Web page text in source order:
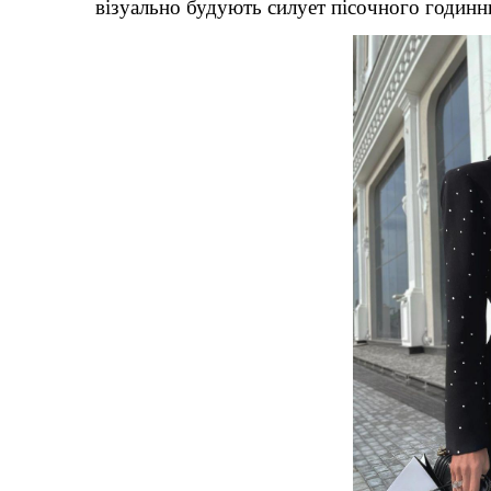
візуально будують силует пісочного